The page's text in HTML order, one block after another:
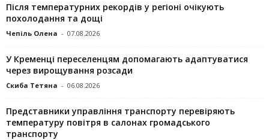
Після температурних рекордів у регіоні очікують
похолодання та дощі
Чепіль Олена - 07.08.2026
У Кременці переселенцям допомагають адаптуватися
через вирощування розсади
Скиба Тетяна - 06.08.2026
Представники управління транспорту перевіряють
температуру повітря в салонах громадського
транспорту